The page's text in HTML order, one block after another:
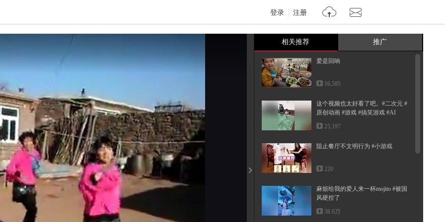
登录 注册
亮度
饱和度
相关推荐 推广
爱是回响
16,585
这个视频也太好看了吧。#二次元 #
原创动画 #游戏 #搞笑游戏 #AI
25,197
阻止餐厅不文明行为 #小游戏
220
麻烦给我的爱人来一杯mojito #被国
风硬控了
38.6万